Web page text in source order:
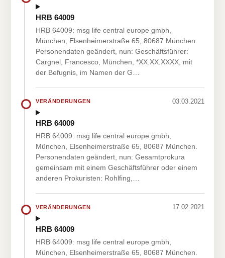
HRB 64009
HRB 64009: msg life central europe gmbh,
München, Elsenheimerstraße 65, 80687 München.
Personendaten geändert, nun: Geschäftsführer:
Cargnel, Francesco, München, *XX.XX.XXXX, mit
der Befugnis, im Namen der G…
VERÄNDERUNGEN 03.03.2021
HRB 64009
HRB 64009: msg life central europe gmbh,
München, Elsenheimerstraße 65, 80687 München.
Personendaten geändert, nun: Gesamtprokura
gemeinsam mit einem Geschäftsführer oder einem
anderen Prokuristen: Rohlfing,…
VERÄNDERUNGEN 17.02.2021
HRB 64009
HRB 64009: msg life central europe gmbh,
München, Elsenheimerstraße 65, 80687 München.